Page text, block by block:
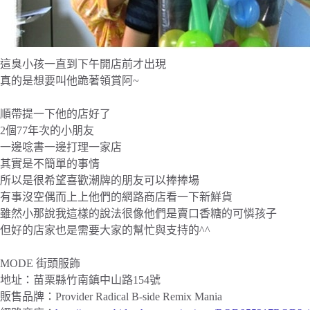
這臭小孩一直到下午開店前才出現
真的是想要叫他跪著領賞阿~
順帶提一下他的店好了
2個77年次的小朋友
一邊唸書一邊打理一家店
其實是不簡單的事情
所以是很希望喜歡潮牌的朋友可以捧捧場
有事沒空偶而上上他們的網路商店看一下新鮮貨
雖然小那說我這樣的說法很像他們是賣口香糖的可憐孩子
但好的店家也是需要大家的幫忙與支持的^^
MODE 街頭服飾
地址：苗栗縣竹南鎮中山路154號
販售品牌：Provider Radical B-side Remix Mania